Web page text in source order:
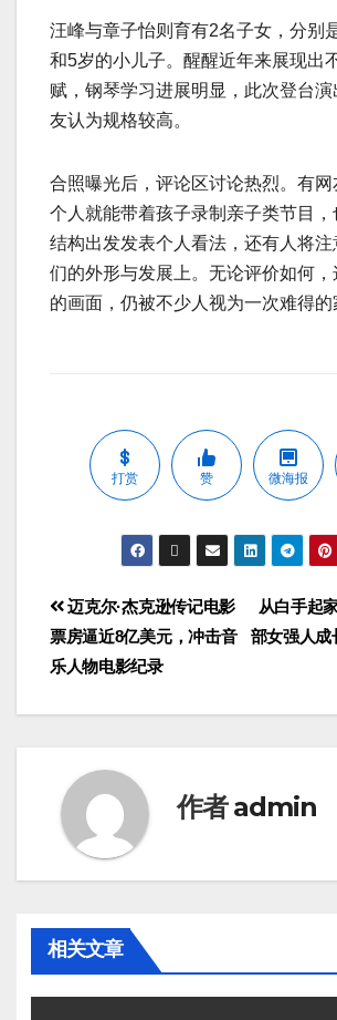
汪峰与章子怡则育有2名子女，分别
和5岁的小儿子。醒醒近年来展现出
赋，钢琴学习进展明显，此次登台演
友认为规格较高。
合照曝光后，评论区讨论热烈。有
个人就能带着孩子录制亲子类节目
结构出发发表个人看法，还有人将
们的外形与发展上。无论评价如何
的画面，仍被不少人视为一次难得的
打赏 赞 微海报
从白手起
部女强人成
迈克尔·杰克逊传记电影
票房逼近8亿美元，冲击音
乐人物电影纪录
作者admin
相关文章